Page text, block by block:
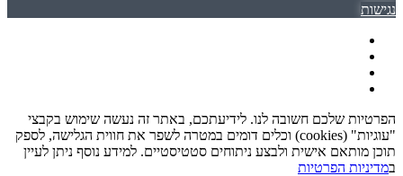
נגישות
הפרטיות שלכם חשובה לנו. לידיעתכם, באתר זה נעשה שימוש בקבצי
"עוגיות" (cookies) וכלים דומים במטרה לשפר את חווית הגלישה, לספק
תוכן מותאם אישית ולבצע ניתוחים סטטיסטיים. למידע נוסף ניתן לעיין
במדיניות הפרטיות